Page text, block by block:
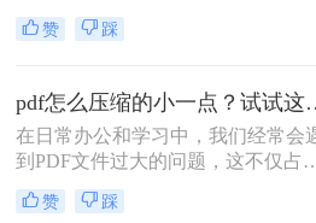
文件可能会导致传输缓慢或者无法满
足上传限制。那么pdf文件怎么压缩
缩方法，帮助你轻松减小文件大小。
赞 踩
pdf怎么压缩
在日常办公和学习中，我们经常会
到PDF文件过大的问题，这不仅占
了大量的存储空间，还影响了文件的
传输速度。那么pdf怎么压缩的小一
赞 踩